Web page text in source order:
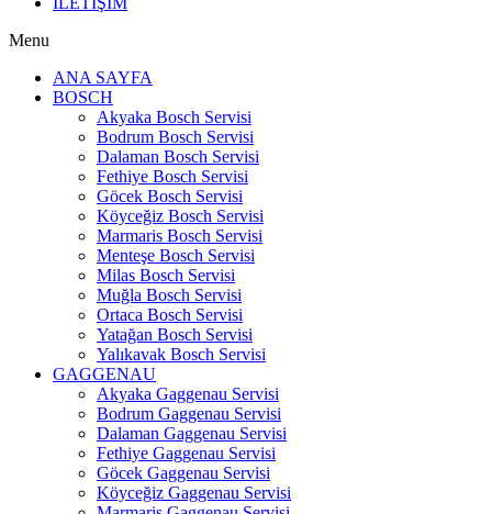
Menu
ANA SAYFA
BOSCH
Akyaka Bosch Servisi
Bodrum Bosch Servisi
Dalaman Bosch Servisi
Fethiye Bosch Servisi
Göcek Bosch Servisi
Köyceğiz Bosch Servisi
Marmaris Bosch Servisi
Menteşe Bosch Servisi
Milas Bosch Servisi
Muğla Bosch Servisi
Ortaca Bosch Servisi
Yatağan Bosch Servisi
Yalıkavak Bosch Servisi
GAGGENAU
Akyaka Gaggenau Servisi
Bodrum Gaggenau Servisi
Dalaman Gaggenau Servisi
Fethiye Gaggenau Servisi
Göcek Gaggenau Servisi
Köyceğiz Gaggenau Servisi